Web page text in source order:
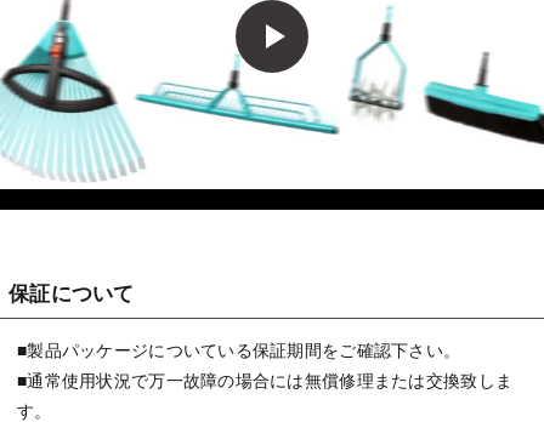
保証について
■製品パッケージについている保証期間をご確認下さい。
■通常使用状況で万一故障の場合には無償修理または交換致しま
す。